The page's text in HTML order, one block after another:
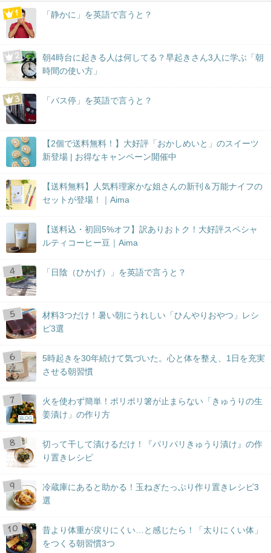
「静かに」を英語で言うと？
朝4時台に起きる人は何してる？早起きさん3人に学ぶ「朝
時間の使い方」
「バス停」を英語で言うと？
【2個で送料無料！】大好評「おかしめいと」のスイーツ
新登場 | お得なキャンペーン開催中
【送料無料】人気料理家かな姐さんの新刊＆万能ナイフの
セットが登場！｜Aima
【送料込・初回5%オフ】訳ありおトク！大好評スペシャ
ルティコーヒー豆｜Aima
「日陰（ひかげ）」を英語で言うと？
材料3つだけ！暑い朝にうれしい「ひんやりおやつ」レシ
ピ3選
5時起きを30年続けて気づいた。心と体を整え、1日を充実
させる朝習慣
BLOG
火を使わず簡単！ポリポリ箸が止まらない「きゅうりの生
姜漬け」の作り方
切って干して漬けるだけ！『パリパリきゅうり漬け』の作
り置きレシピ
冷蔵庫にあると助かる！玉ねぎたっぷり作り置きレシピ3
選
昔より体重が戻りにくい…と感じたら！「太りにくい体」
をつくる朝習慣3つ